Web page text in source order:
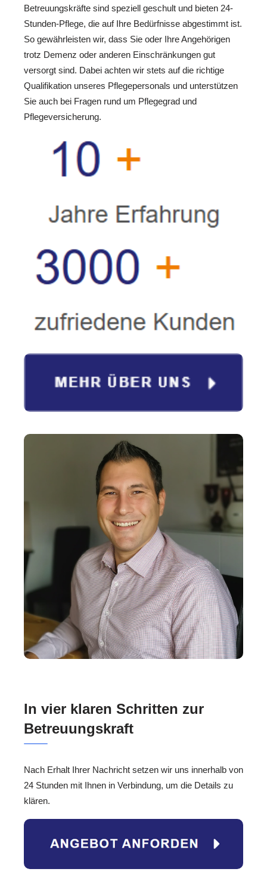
Betreuungskräfte sind speziell geschult und bieten 24-
Stunden-Pflege, die auf Ihre Bedürfnisse abgestimmt ist.
So gewährleisten wir, dass Sie oder Ihre Angehörigen
trotz Demenz oder anderen Einschränkungen gut
versorgt sind. Dabei achten wir stets auf die richtige
Qualifikation unseres Pflegepersonals und unterstützen
Sie auch bei Fragen rund um Pflegegrad und
Pflegeversicherung.
In vier klaren Schritten zur
Betreuungskraft
Nach Erhalt Ihrer Nachricht setzen wir uns innerhalb von
24 Stunden mit Ihnen in Verbindung, um die Details zu
klären.